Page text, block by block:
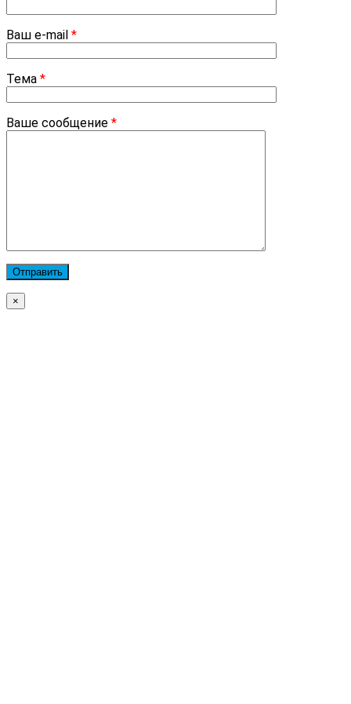
Ваш e-mail *
Тема *
Ваше сообщение *
×